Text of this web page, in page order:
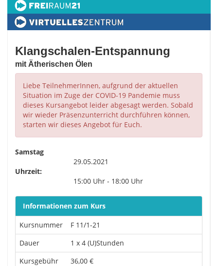
Klangschalen-Entspannung
mit Ätherischen Ölen
Liebe TeilnehmerInnen, aufgrund der aktuellen
Situation im Zuge der COVID-19 Pandemie muss
dieses Kursangebot leider abgesagt werden. Sobald
wir wieder Präsenzunterricht durchführen können,
starten wir dieses Angebot für Euch.
Samstag
29.05.2021
Uhrzeit:
15:00 Uhr - 18:00 Uhr
Informationen zum Kurs
Kursnummer
F 11/1-21
Dauer
1 x 4 (U)Stunden
Kursgebühr
36,00 €